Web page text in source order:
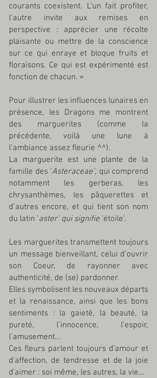
courants coexistent. L‘un fait profiter,
l’autre invite aux remises en
perspective : apprécier une récolte
plaisante ou mettre de la conscience
sur ce qui enraye et bloque fruits et
floraisons. Ce qui est expérimenté est
fonction de chacun. »
Pour illustrer les influences lunaires en
présence, les Dragons me montrent
des marguerites (comme la
précédente, voilà une lune à
l’ambiance assez fleurie ^^).
La marguerite est une plante de la
famille des ‘Asteraceae’, qui comprend
notamment les gerberas, les
chrysanthèmes, les pâquerettes et
d’autres encore, et qui tient son nom
du latin ’aster’ qui signifie ‘étoile’.
Les marguerites transmettent toujours
un message bienveillant, celui d’ouvrir
son Coeur, de rayonner avec
authenticité, de (se) pardonner.
Elles symbolisent les nouveaux départs
et la renaissance, ainsi que les bons
sentiments : la gaieté, la beauté, la
pureté, l’innocence, l’espoir,
l’amusement...
Ces fleurs parlent toujours d'amour et
d'affection, de tendresse et de la joie
d'aimer : soi même, les autres, la vie…